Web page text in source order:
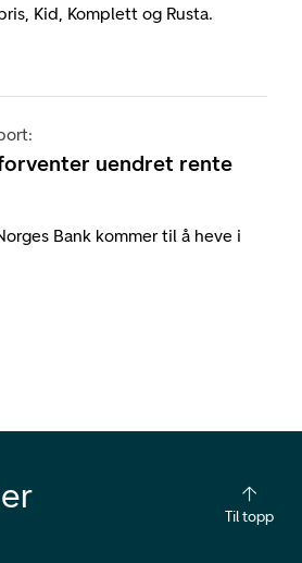
Kid, Komplett og Rusta.
uendret rente
Bank kommer til å heve i
Til topp